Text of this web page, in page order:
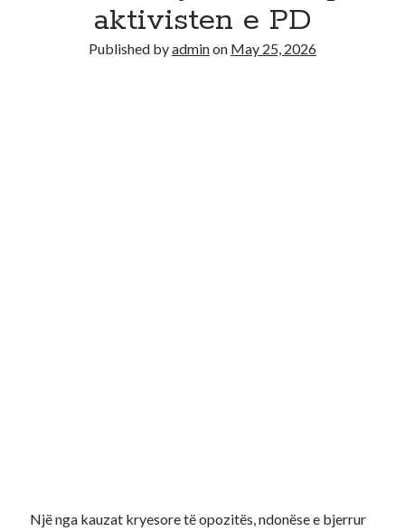
aktivisten e PD
Published byadminon May 25, 2026
Një nga kauzat kryesore të opozitës, ndonëse e bjerrur